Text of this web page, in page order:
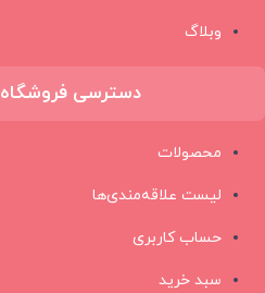
وبلاگ
دسترسی فروشگاه
محصولات
لیست علاقه‌مندی‌ها
حساب کاربری
سبد خرید